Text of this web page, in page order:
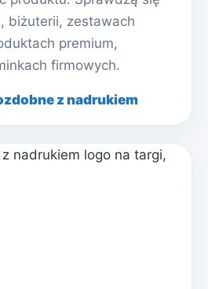
biżuterii, zestawach
premium,
firmowych.
z nadrukiem